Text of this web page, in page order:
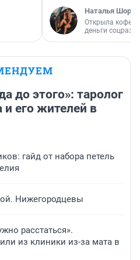
Наталья
Открыла
деньги
до этого»: таролог
и его жителей в
гайд от набора петель
Нижегородцевы
расстаться».
из клиники из-за мата в